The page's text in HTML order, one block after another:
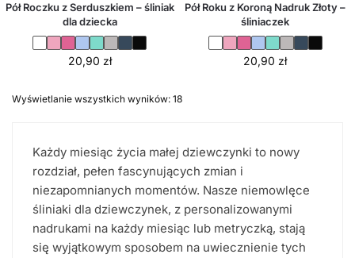
Pół Roczku z Serduszkiem – śliniak
dla dziecka
20,90 zł
Pół Roku z Koroną Nadruk Złoty –
śliniaczek
20,90zł
Wyświetlanie wszystkich wyników: 18
Każdy miesiąc życia małej dziewczynki to nowy
rozdział, pełen fascynujących zmian i
niezapomnianych momentów. Nasze niemowlęce
śliniaki dla dziewczynek, z personalizowanymi
nadrukami na każdy miesiąc lub metryczką, stają
się wyjątkowym sposobem na uwiecznienie tych